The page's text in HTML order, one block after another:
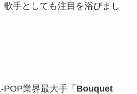
手としても注目を浴びまし
業界最大手「 Bouquet